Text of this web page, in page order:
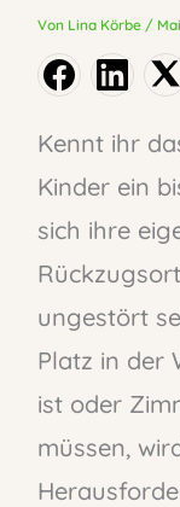
Von Lina Körbe /
Kennt ihr
Kinder ein
sich ihre
ungestört
Platz in der
ist oder
müssen,